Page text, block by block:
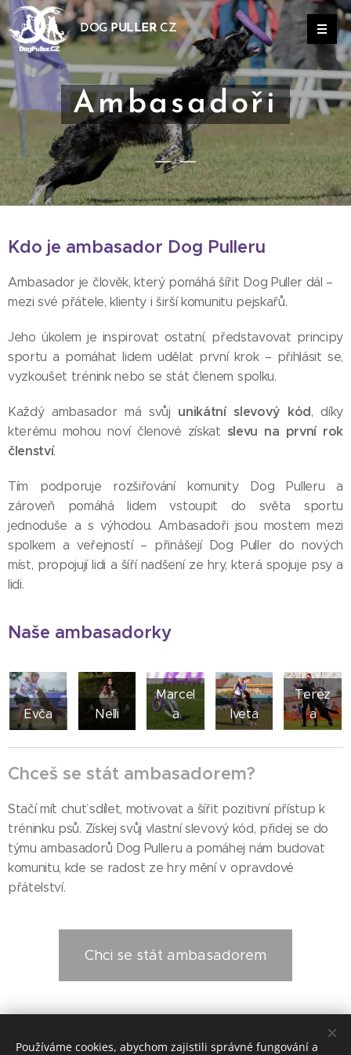
DOGPULLERCZ
Ambasadoři
Kdo je ambasador Dog Pulleru
Ambasador je člověk, který pomáhá šířit Dog Puller dál –
mezi své přátele, klienty i širší komunitu pejskařů.
Jeho úkolem je inspirovat ostatní, představovat principy
sportu a pomáhat lidem udělat první krok – přihlásit se,
vyzkoušet trénink nebo se stát členem spolku.
Každý ambasador má svůj unikátní slevový kód, díky
kterému mohou noví členové získat slevu na první rok
členství.
Tím podporuje rozšiřování komunity Dog Pulleru a
zároveň pomáhá lidem vstoupit do světa sportu
jednoduše a s výhodou. Ambasadoři jsou mostem mezi
spolkem a veřejností – přinášejí Dog Puller do nových
míst, propojují lidi a šíří nadšení ze hry, která spojuje psy a
lidi. 💜
Naše ambasadorky
Evča Nelli
Marcel
a
Iveta
Terez
a
Chceš se stát ambasadorem?
Stačí mít chuť sdílet, motivovat a šířit pozitivní přístup k
tréninku psů. Získej svůj vlastní slevový kód, přidej se do
týmu ambasadorů Dog Pulleru a pomáhej nám budovat
komunitu, kde se radost ze hry mění v opravdové
přátelství.
Chci se stát ambasadorem
© 2019 Kynologický spolek sportu Dog Puller z.s. / Praha /
Používáme cookies, abychom zajistili správné fungování a